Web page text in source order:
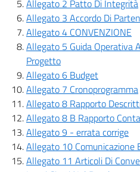
Allegato 2 Patto Di Integrità
Allegato 3 Accordo Di
Allegato 4 CONVENZIONE
Allegato 5 Guida Operativa
Progetto
Allegato 6 Budget
Allegato 7 Cronoprogramma
Allegato 8 Rapporto
Allegato 8 B Rapporto
Allegato 9 - errata corrige
Allegato 10 Comunicazione
Allegato 11 Articoli Di